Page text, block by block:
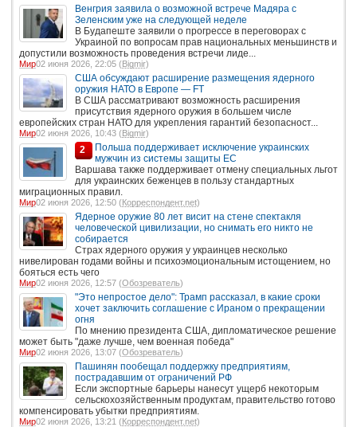
Венгрия заявила о возможной встрече Мадяра с
Зеленским уже на следующей неделе
В Будапеште заявили о прогрессе в переговорах с
Украиной по вопросам прав национальных меньшинств и
допустили возможность проведения встречи лиде...
Мир02 июня 2026, 22:05 (Bigmir)
США обсуждают расширение размещения ядерного
оружия НАТО в Европе — FT
В США рассматривают возможность расширения
присутствия ядерного оружия в большем числе
европейских стран НАТО для укрепления гарантий безопасност...
Мир02 июня 2026, 10:43 (Bigmir)
2
Польша поддерживает исключение украинских
мужчин из системы защиты ЕС
Варшава также поддерживает отмену специальных льгот
для украинских беженцев в пользу стандартных
миграционных правил.
Мир02 июня 2026, 12:50 (Корреспондент.net)
Ядерное оружие 80 лет висит на стене спектакля
человеческой цивилизации, но снимать его никто не
собирается
Страх ядерного оружия у украинцев несколько
нивелирован годами войны и психоэмоциональным истощением, но
бояться есть чего
Мир02 июня 2026, 12:57 (Обозреватель)
"Это непростое дело": Трамп рассказал, в какие сроки
хочет заключить соглашение с Ираном о прекращении
огня
По мнению президента США, дипломатическое решение
может быть "даже лучше, чем военная победа"
Мир02 июня 2026, 13:07 (Обозреватель)
Пашинян пообещал поддержку предприятиям,
пострадавшим от ограничений РФ
Если экспортные барьеры нанесут ущерб некоторым
сельскохозяйственным продуктам, правительство готово
компенсировать убытки предприятиям.
Мир02 июня 2026, 13:21 (Корреспондент.net)